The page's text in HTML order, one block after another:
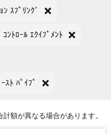
ﾝ ｽﾌﾟﾘﾝｸﾞ
ﾝﾄﾛｰﾙ ｴｸｲﾌﾟﾒﾝﾄ
ｽﾄ ﾊﾟｲﾌﾟ
額が異なる場合があります。